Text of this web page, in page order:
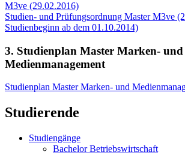
M3ve (29.02.2016)
Studien- und Prüfungsordnung Master M3ve
Studienbeginn ab dem 01.10.2014)
3. Studienplan Master Marken- und
Medienmanagement
Studienplan Master Marken- und
Studierende
Studiengänge
Bachelor Betriebswirtschaft